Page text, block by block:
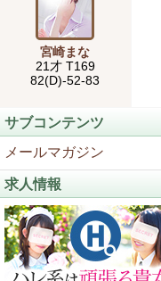
宮崎まな
21才 T169
82(D)-52-83
サブコンテンツ
メールマガジン
求人情報